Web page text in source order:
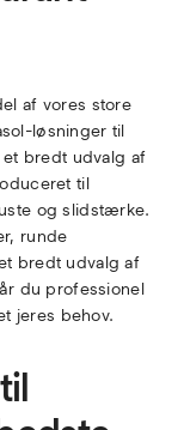
af vores store
løsninger til
et bredt udvalg af
til
og slidstærke.
runde
bredt udvalg af
du professionel
jeres behov.